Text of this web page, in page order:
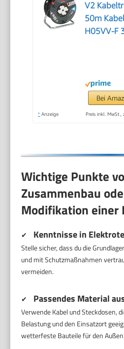
V2
50m
H05VV-F
Bei
* Anzeige Preis inkl. MwSt.,
Wichtige Punkte
Zusammenbau
Modifikation einer
✔ Kenntnisse in
Stelle sicher, dass du die
und mit Schutzmaßnahmen
vermeiden.
✔ Passendes Material
Verwende Kabel und Steckdosen,
Belastung und den Einsatzort
wetterfeste Bauteile für den